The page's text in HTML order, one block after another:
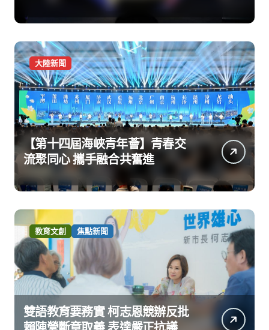
大陸新聞
【第十四屆海峽青年薈】青春交
流聚同心 攜手融合共奮進
教育文創 焦點新聞
雙語教育要務實 柯志恩競辦反批